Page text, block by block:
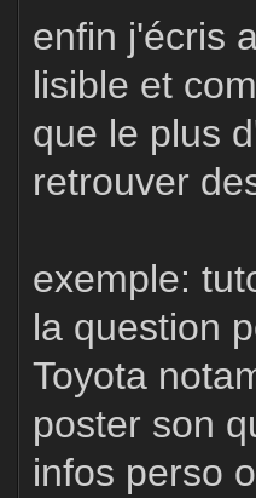
enfin j'écris
lisible et
que le plus
retrouver
exemple:
la question
Toyota
poster son
infos perso